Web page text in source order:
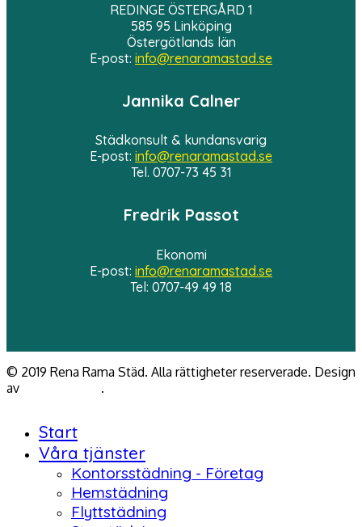
REDINGE ÖSTERGÅRD 1
585 95 Linköping
Östergötlands län
E-post: info@renaramastad.se
Jannika Calner
Städkonsult & kundansvarig
E-post: info@renaramastad.se
Tel. 0707-73 45 31
Fredrik Passot
Ekonomi
E-post: info@renaramastad.se
Tel: 0707-49 49 18
© 2019 Rena Rama Städ. Alla rättigheter reserverade. Design
av
.
Start
Våra tjänster
Kontorsstädning - Företag
Hemstädning
Flyttstädning